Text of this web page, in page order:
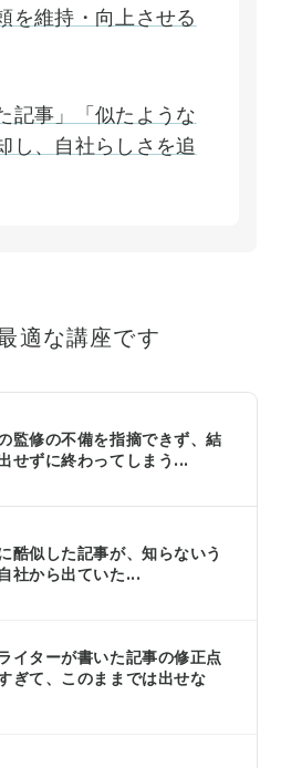
を維持・向上させる
記事」「似たような
し、自社らしさを追
適な講座です
監修の不備を指摘できず、結
せずに終わってしまう...
酷似した記事が、知らないう
社から出ていた...
イターが書いた記事の修正点
ぎて、このままでは出せな